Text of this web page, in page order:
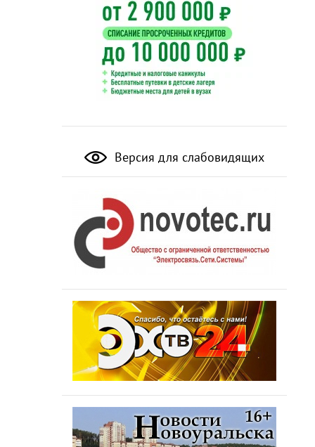
Версия для слабовидящих